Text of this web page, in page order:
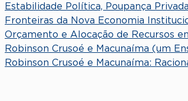
Estabilidade Política, Poupança
Fronteiras da Nova Economia
Orçamento e Alocação de Recursos
Robinson Crusoé e Macunaíma (um
Robinson Crusoé e Macunaíma: